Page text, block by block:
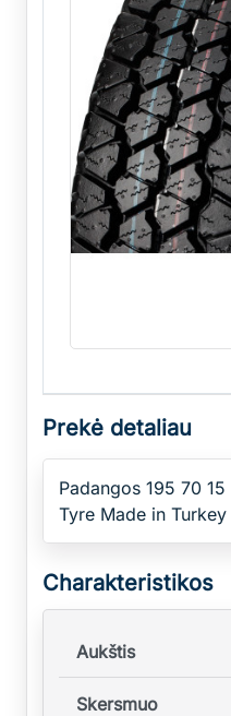
Prekė detaliau
Padangos 195 70
Tyre Made in Turkey
Charakteristikos
Aukštis
Skersmuo